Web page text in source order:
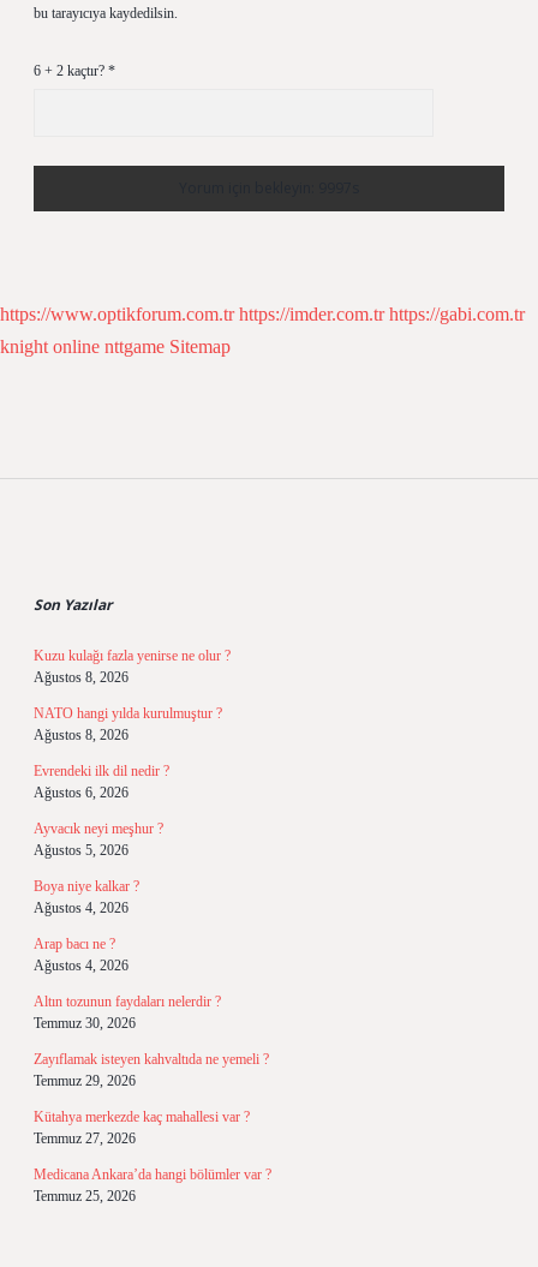
bu tarayıcıya kaydedilsin.
6 + 2 kaçtır? *
https://www.optikforum.com.tr https://imder.com.tr https://gabi.com.tr
knight online nttgame Sitemap
Son Yazılar
Kuzu kulağı fazla yenirse ne olur ?
Ağustos 8, 2026
NATO hangi yılda kurulmuştur ?
Ağustos 8, 2026
Evrendeki ilk dil nedir ?
Ağustos 6, 2026
Ayvacık neyi meşhur ?
Ağustos 5, 2026
Boya niye kalkar ?
Ağustos 4, 2026
Arap bacı ne ?
Ağustos 4, 2026
Altın tozunun faydaları nelerdir ?
Temmuz 30, 2026
Zayıflamak isteyen kahvaltıda ne yemeli ?
Temmuz 29, 2026
Kütahya merkezde kaç mahallesi var ?
Temmuz 27, 2026
Medicana Ankara’da hangi bölümler var ?
Temmuz 25, 2026